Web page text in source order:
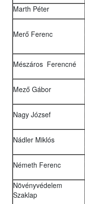
Marth Péter
Merő Ferenc
Mészáros Ferencné
Mező Gábor
Nagy József
Nádler Miklós
Németh Ferenc
Növényvédelem
Szaklap